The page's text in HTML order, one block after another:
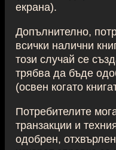
екрана).
Допълнително,
всички налични
този случай се
трябва да бъде
(освен когато
Потребителите
транзакции и
одобрен,